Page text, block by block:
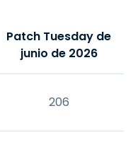
Patch Tuesday de
junio de 2026
206